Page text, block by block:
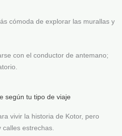
cómoda de explorar las murallas y
con el conductor de antemano;
según tu tipo de viaje
vivir la historia de Kotor, pero
calles estrechas.